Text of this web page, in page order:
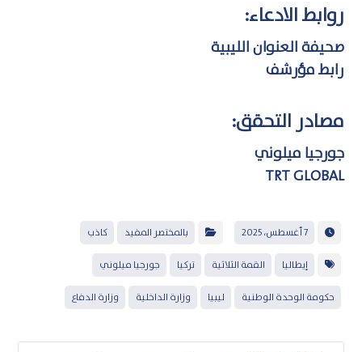
روابط الادعاء:
صحيفة العنوان الليبية
رابط مؤرشف
مصادر التحقق:
جورجيا ميلوني
TRT GLOBAL
7 أغسطس، 2025 بالمختصر المفيد كاذب
إيطاليا القمة الثلاثية تركيا جورجيا ميلوني
حكومة الوحدة الوطنية ليبيا وزارة الداخلية وزارة الدفاع